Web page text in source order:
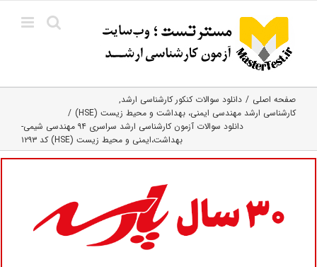
content
صفحه اصلی
دانلود سوالات کنکور کارشناسی ارشد
کارشناسی ارشد مهندسی ایمنی، بهداشت و محیط زیست (HSE)
دانلود سوالات آزمون کارشناسی ارشد سراسری ۹۴ مهندسی شیمی-
بهداشت،ایمنی و محیط زیست (HSE) کد ۱۲۹۳